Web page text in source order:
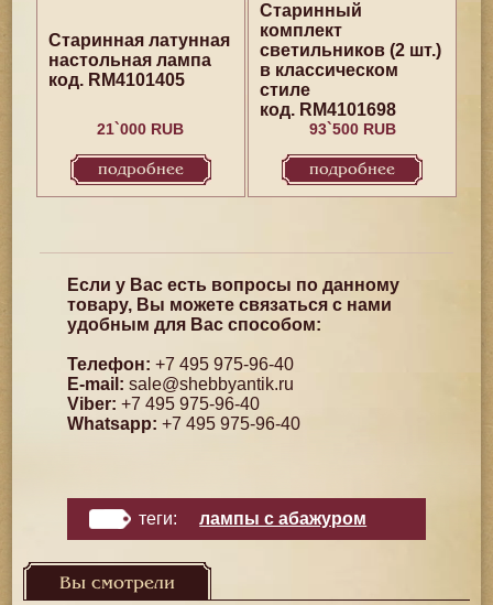
Старинная латунная
настольная лампа
код. RM4101405
21`000 RUB
подробнее
Старинный
комплект
светильников (2 шт.)
в классическом
стиле
код. RM4101698
93`500 RUB
подробнее
Если у Вас есть вопросы по данному
товару, Вы можете связаться с нами
удобным для Вас способом:
Телефон: +7 495 975-96-40
E-mail: sale@shebbyantik.ru
Viber: +7 495 975-96-40
Whatsapp: +7 495 975-96-40
теги: лампы с абажуром
Вы смотрели